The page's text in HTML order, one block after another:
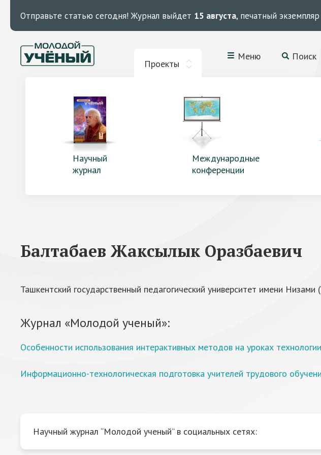
Отправьте статью сегодня! Журнал выйдет 15 августа, печатный
Проекты
Меню Поиск
Научный
журнал
Международные
конференции
Балтабаев Жаксылык Оразбаевич
Ташкентский государственный педагогический университет имени Низами
Журнал «Молодой ученый»:
Особенности использования интерактивных методов на уроках технологии
Информационно-технологическая подготовка учителей трудового
Научный журнал “Молодой ученый” в социальных сетях: